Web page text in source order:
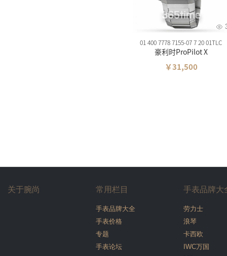
01 400 7778 7155-07 7 20 01TLC
豪利时ProPilot X
￥31,500
关于腕尚 常用栏目
手表品牌大全
手表价格
专题
手表论坛
手表品牌大
劳力士
浪琴
卡西欧
IWC万国